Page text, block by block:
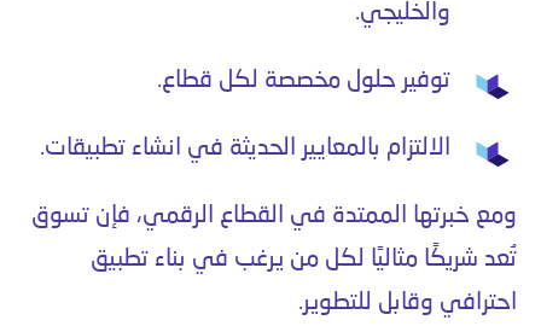
والخليجي.
توفير حلول مخصصة لكل قطاع.
الالتزام بالمعايير الحديثة في انشاء تطبيقات.
ومع خبرتها الممتدة في القطاع الرقمي، فإن تسوق
تُعد شريكًا مثاليًا لكل من يرغب في بناء تطبيق
احترافي وقابل للتطوير.